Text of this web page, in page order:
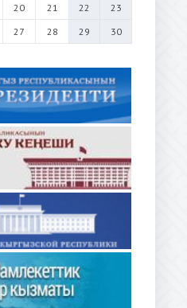
20 21 22
23
27 28 29 30